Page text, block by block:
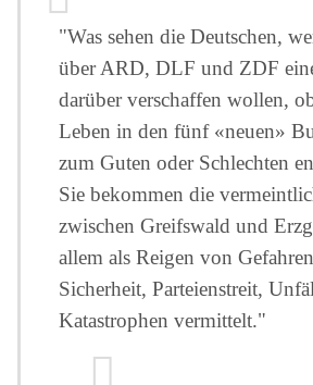
"Was sehen die Deutschen,
über ARD, DLF und ZDF
darüber verschaffen wollen,
Leben in den fünf «neuen»
zum Guten oder Schlechten
Sie bekommen die
zwischen Greifswald und
allem als Reigen von
Sicherheit, Parteienstreit,
Katastrophen vermittelt."